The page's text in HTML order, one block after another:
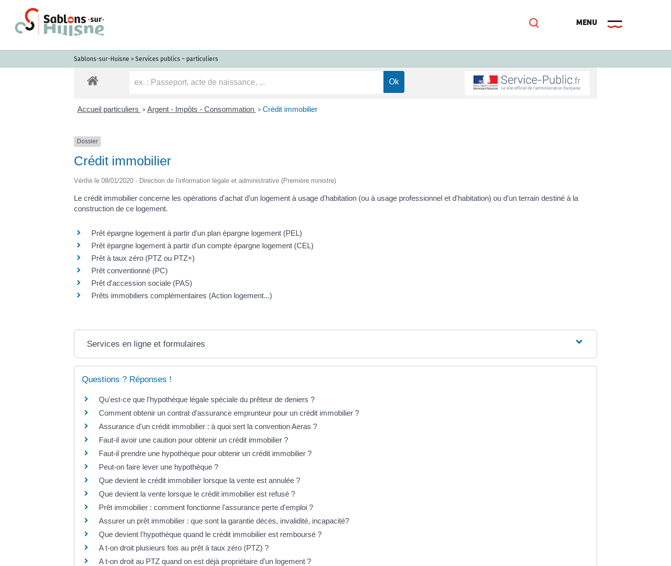
Sablons-sur-Huisne > Services publics – particuliers
Accueil particuliers > Argent - Impôts - Consommation > Crédit immobilier
Dossier
Crédit immobilier
Vérifié le 08/01/2020 - Direction de l'information légale et administrative (Première ministre)
Le crédit immobilier concerne les opérations d'achat d'un logement à usage d'habitation (ou à usage professionnel et d'habitation) ou d'un terrain destiné à la
construction de ce logement.
Prêt épargne logement à partir d'un plan épargne logement (PEL)
Prêt épargne logement à partir d'un compte épargne logement (CEL)
Prêt à taux zéro (PTZ ou PTZ+)
Prêt conventionné (PC)
Prêt d'accession sociale (PAS)
Prêts immobiliers complémentaires (Action logement...)
Services en ligne et formulaires
Questions ? Réponses !
Qu'est-ce que l'hypothèque légale spéciale du prêteur de deniers ?
Comment obtenir un contrat d'assurance emprunteur pour un crédit immobilier ?
Assurance d'un crédit immobilier : à quoi sert la convention Aeras ?
Faut-il avoir une caution pour obtenir un crédit immobilier ?
Faut-il prendre une hypothèque pour obtenir un crédit immobilier ?
Peut-on faire lever une hypothèque ?
Que devient le crédit immobilier lorsque la vente est annulée ?
Que devient la vente lorsque le crédit immobilier est refusé ?
Prêt immobilier : comment fonctionne l'assurance perte d'emploi ?
Assurer un prêt immobilier : que sont la garantie décès, invalidité, incapacité?
Que devient l'hypothèque quand le crédit immobilier est remboursé ?
A t-on droit plusieurs fois au prêt à taux zéro (PTZ) ?
A t-on droit au PTZ quand on est déjà propriétaire d'un logement ?